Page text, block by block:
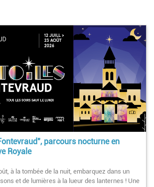
parcours nocturne en
Royale
à la tombée de la nuit, embarquez dans un
et de lumières à la lueur des lanternes ! Une